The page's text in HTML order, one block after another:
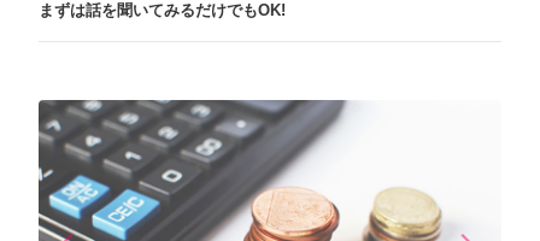
まずは話を聞いてみるだけでもOK!